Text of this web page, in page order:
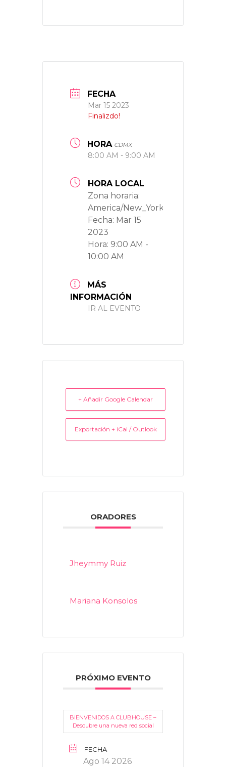
FECHA
Mar 15 2023
Finalizdo!
HORA CDMX
8:00 AM - 9:00 AM
HORA LOCAL
Zona horaria:
America/New_York
Fecha: Mar 15
2023
Hora: 9:00 AM -
10:00 AM
MÁS
INFORMACIÓN
IR AL EVENTO
+ Añadir Google Calendar
Exportación + iCal / Outlook
ORADORES
Jheymmy Ruiz
Mariana Konsolos
PRÓXIMO EVENTO
BIENVENIDOS A CLUBHOUSE –
Descubre una nueva red social
FECHA
Ago 14 2026